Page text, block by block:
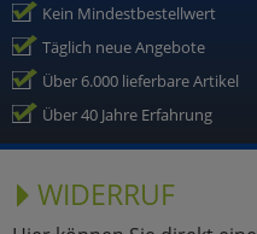
Kein Mindestbestellwert
Täglich neue Angebote
Über 6.000 lieferbare Artikel
Über 40 Jahre Erfahrung
WIDERRUF